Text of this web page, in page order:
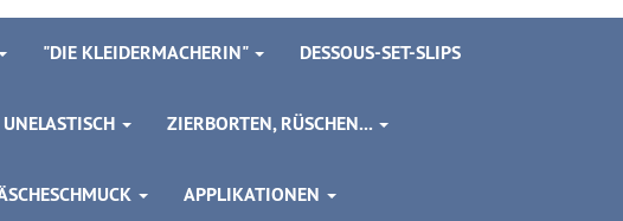
"DIE KLEIDERMACHERIN" DESSOUS-SET-SLIPS
ZIERBORTEN, RÜSCHEN...
APPLIKATIONEN